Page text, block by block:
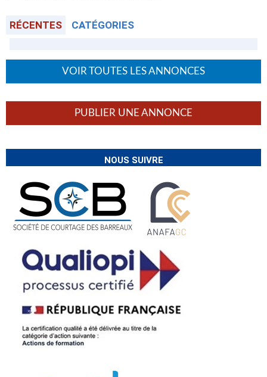
RÉCENTES CATÉGORIES
VOIR TOUTES LES ANNONCES
PUBLIER UNE ANNONCE
NOUS SUIVRE